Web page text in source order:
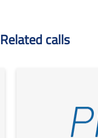
Related calls